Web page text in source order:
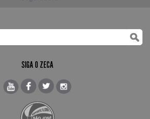
SIGA O ZECA